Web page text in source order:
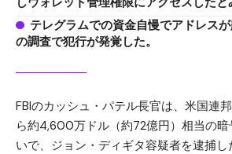
テレグラムでの資金自慢でアドレス
の調査で犯行が発覚した。
FBIのカッシュ・パテル長官は、米国連
ら約4,600万ドル（約72億円）相当の
いで、ジョン・ディギタ容疑者を逮捕